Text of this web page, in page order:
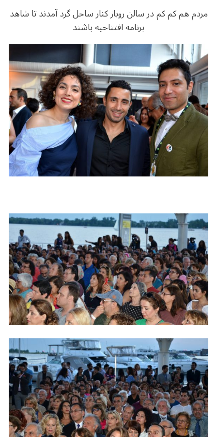
مردم هم کم کم در سالن روباز کنار ساحل گرد آمدند تا شاهد
برنامه افتتاحیه باشند